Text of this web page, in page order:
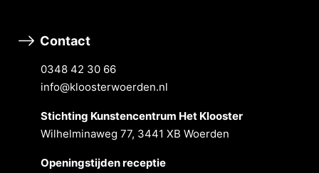
Contact
0348 42 30 66
info@kloosterwoerden.nl
Stichting Kunstencentrum Het Klooster
Wilhelminaweg 77, 3441 XB Woerden
Openingstĳden receptie